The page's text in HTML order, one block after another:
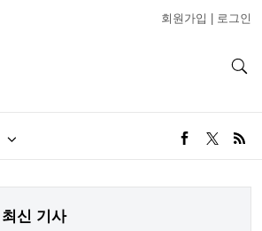
회원가입 로그인
최신 기사